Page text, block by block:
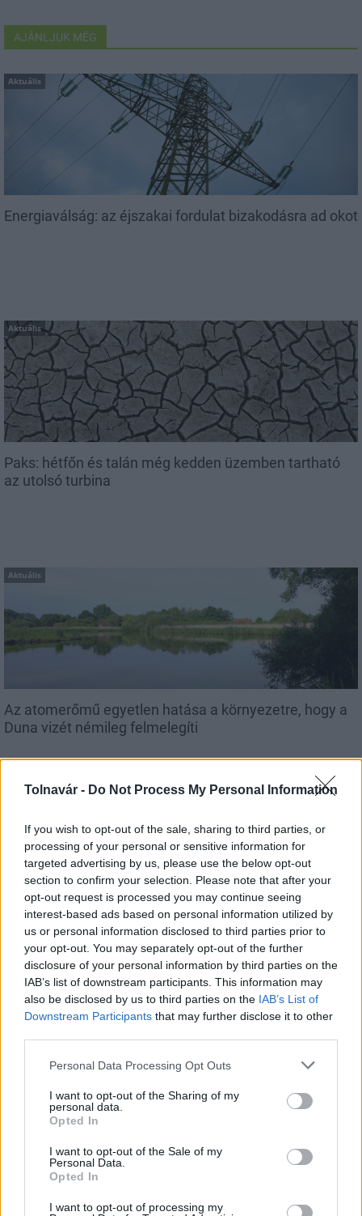
Tolnavár - Do Not Process My Personal Information
If you wish to opt-out of the sale, sharing to third parties, or
processing of your personal or sensitive information for
targeted advertising by us, please use the below opt-out
section to confirm your selection. Please note that after your
opt-out request is processed you may continue seeing
interest-based ads based on personal information utilized by
us or personal information disclosed to third parties prior to
your opt-out. You may separately opt-out of the further
disclosure of your personal information by third parties on the
IAB’s list of downstream participants. This information may
also be disclosed by us to third parties on the IAB’s List of
Downstream Participants that may further disclose it to other
Please note that this website/app uses one or more Google
not limited to your visit or usage behaviour. You may click to
grant or deny consent to Google and its third-party tags to
use your data for below specified purposes in below Google
consent section.
Personal Data Processing Opt Outs
I want to opt-out of the Sharing of my
personal data.
Opted In
I want to opt-out of the Sale of my
Personal Data.
Opted In
I want to opt-out of processing my
AJÁNLJUK MÉG
Aktuális
Energiaválság: az éjszakai fordulat bizakodásra ad okot
Aktuális
Paks: hétfőn és talán még kedden üzemben tartható
az utolsó turbina
Aktuális
Az atomerőmű egyetlen hatása a környezetre, hogy a
Duna vizét némileg felmelegíti
MAGYAR ÉPÍTŐK
Útépítés
autópálya útépítés M1-es autópálya
csomópont építése
Tizenegy meglévő csomópontot korszerűsít és négy új,
bővítésénél.